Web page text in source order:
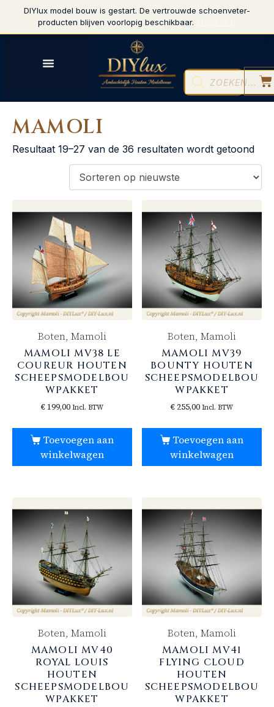
DIYlux model bouw is gestart. De vertrouwde schoenveter-
producten blijven voorlopig beschikbaar.
MAMOLI
Resultaat 19–27 van de 36 resultaten wordt getoond
Boten, Mamoli
MAMOLI MV38 LE
COUREUR HOUTEN
SCHEEPSMODELBOU
WPAKKET
€199,00 Incl. BTW
Toevoegen aan
winkelwagen
Boten, Mamoli
MAMOLI MV39
BOUNTY HOUTEN
SCHEEPSMODELBOU
WPAKKET
€ 255,00 Incl. BTW
Toevoegen aan
winkelwagen
Boten, Mamoli
MAMOLI MV40
ROYAL LOUIS
HOUTEN
SCHEEPSMODELBOU
WPAKKET
Boten, Mamoli
MAMOLI MV41
FLYING CLOUD
HOUTEN
SCHEEPSMODELBOU
WPAKKET